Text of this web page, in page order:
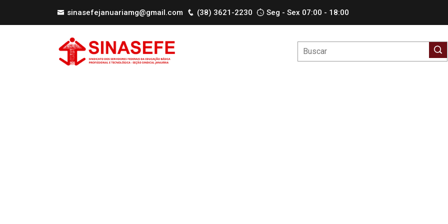
sinasefejanuariamg@gmail.com (38) 3621-2230 Seg - Sex 07:00 - 18:00